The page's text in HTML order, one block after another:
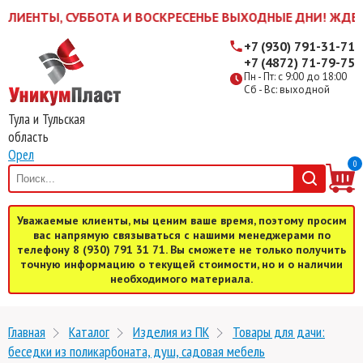
СУББОТА И ВОСКРЕСЕНЬЕ ВЫХОДНЫЕ ДНИ! ЖДЕМ
Тула и Тульская
область
Орел
Пн - Пт: с 9:00 до 18:00
Сб - Вс: выходной
+7 (930) 791-31-71
+7 (4872) 71-79-75
0
Уважаемые клиенты, мы ценим ваше время, поэтому просим
вас напрямую связываться с нашими менеджерами по
телефону 8 (930) 791 31 71. Вы сможете не только получить
точную информацию о текущей стоимости, но и о наличии
необходимого материала.
Главная Каталог Изделия из ПК
Товары для дачи:
беседки из поликарбоната, душ, садовая мебель